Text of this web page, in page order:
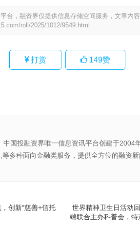
台，融资界仅提供信息存储空间服务，文章内
roll/2025/1012/9549.html
打赏 149赞
国投融资界唯一信息资讯平台创建于2004
多种面向金融类服务，提供全方位的融资
创新“慈善+信托
世界精神卫生日活动
端联合主办科普会，